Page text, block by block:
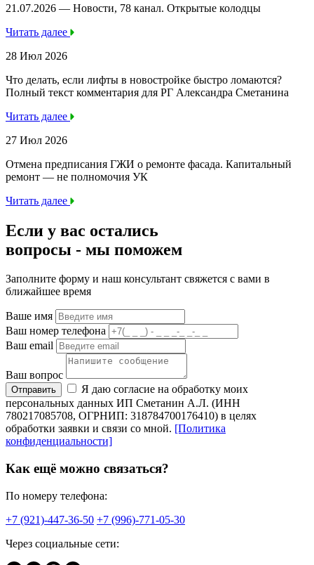
21.07.2026 — Новости, 78 канал. Открытые колодцы
Читать далее
28 Июл 2026
Что делать, если лифты в новостройке быстро ломаются?
Полный текст комментария для РГ Александра Сметанина
Читать далее
27 Июл 2026
Отмена предписания ГЖИ о ремонте фасада. Капитальный
ремонт — не полномочия УК
Читать далее
Если у вас остались
вопросы - мы поможем
Заполните форму и наш консультант свяжется с вами в
ближайшее время
Ваше имя
Ваш номер телефона
Ваш email
Ваш вопрос
Отправить
Я даю согласие на обработку моих
персональных данных ИП Сметанин А.Л. (ИНН
780217085708, ОГРНИП: 318784700176410) в целях
обработки заявки и связи со мной. [Политика
конфиденциальности]
Как ещё можно связаться?
По номеру телефона:
+7 (921)-447-36-50 +7 (996)-771-05-30
Через социальные сети: